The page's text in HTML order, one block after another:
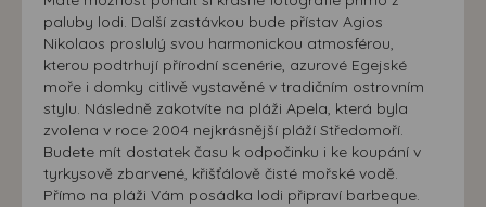
paluby lodi. Další zastávkou bude přístav Agios
Nikolaos proslulý svou harmonickou atmosférou,
kterou podtrhují přírodní scenérie, azurové Egejské
moře i domky citlivě vystavěné v tradičním ostrovním
stylu. Následně zakotvíte na pláži Apela, která byla
zvolena v roce 2004 nejkrásnější pláží Středomoří.
Budete mít dostatek času k odpočinku i ke koupání v
tyrkysově zbarvené, křišťálově čisté mořské vodě.
Přímo na pláži Vám posádka lodi připraví barbeque.